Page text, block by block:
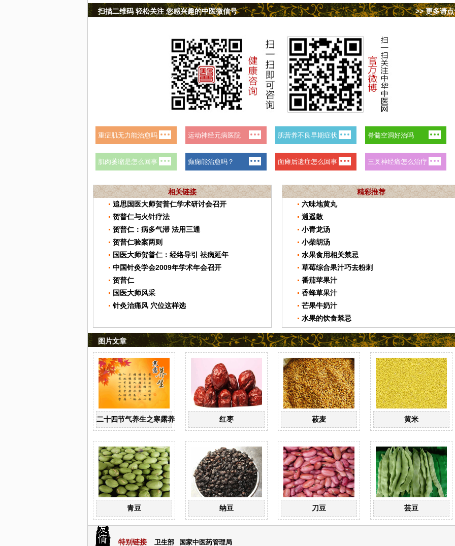
>> 更多请
扫描二维码 轻松关注 您感兴趣的中医微信号
相关链接
追思国医大师贺普仁学术研讨会召开
贺普仁与火针疗法
贺普仁：病多气滞 法用三通
贺普仁验案两则
国医大师贺普仁：经络导引 祛病延年
中国针灸学会2009年学术年会召开
贺普仁
国医大师风采
针灸治痛风 穴位这样选
精彩推荐
六味地黄丸
逍遥散
小青龙汤
小柴胡汤
水果食用相关禁忌
草莓综合果汁巧去粉刺
番茄苹果汁
香蜂草果汁
芒果牛奶汁
水果的饮食禁忌
图片文章
二十四节气养生之寒露养生 红枣 莜麦 黄米
青豆 纳豆 刀豆 芸豆
特别链接 卫生部 国家中医药管理局